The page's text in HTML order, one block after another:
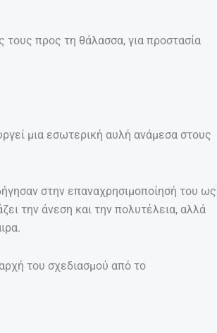
τους προς τη θάλασσα, για προστασία
μια εσωτερική αυλή ανάμεσα στους
στην επαναχρησιμοποίησή του ως
την άνεση και την πολυτέλεια, αλλά
του σχεδιασμού από το